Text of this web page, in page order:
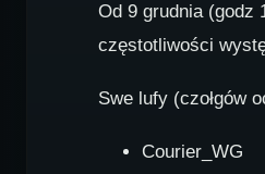
Od 9 grudnia (godz
częstotliwości
Swe lufy (czołgów
Courier_WG